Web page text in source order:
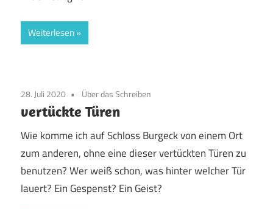
Weiterlesen
28. Juli 2020 Über das Schreiben
vertückte Türen
Wie komme ich auf Schloss Burgeck von einem Ort
zum anderen, ohne eine dieser vertückten Türen zu
benutzen? Wer weiß schon, was hinter welcher Tür
lauert? Ein Gespenst? Ein Geist?